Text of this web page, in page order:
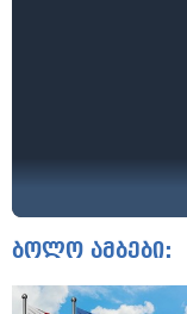
ბოლო ამბები: